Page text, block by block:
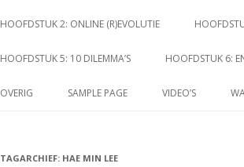
HOOFDSTUK 2: ONLINE (R)EVOLUTIE
HOOFDSTUK 5: 10 DILEMMA’S HOOFDSTUK 6:
OVERIG SAMPLE PAGE VIDEO’S
TAGARCHIEF: HAE MIN LEE